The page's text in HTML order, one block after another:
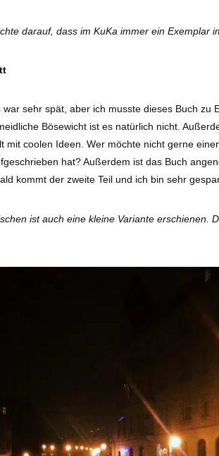
darauf, dass im KuKa immer ein Exemplar
sehr spät, aber ich musste dieses Buch zu
Bösewicht ist es natürlich nicht.
mit coolen Ideen. Wer möchte nicht gerne
hat? Außerdem ist das Buch
kommt der zweite Teil und ich bin sehr
ist auch eine kleine Variante erschienen.